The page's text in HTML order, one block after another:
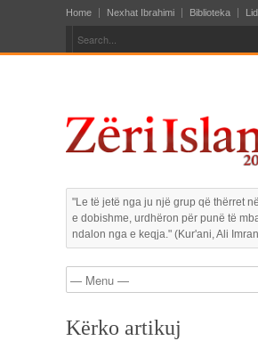
Home Nexhat Ibrahimi Biblioteka
"Le të jetë nga ju një grup që thërret
e dobishme, urdhëron për punë të
ndalon nga e keqja." (Kur'ani, Ali
Kërko artikuj